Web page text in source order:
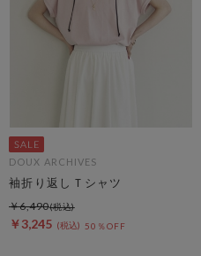
DOUX ARCHIVES
袖折り返しＴシャツ
￥3,245 50％OFF
￥6,490